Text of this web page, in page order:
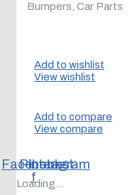
Bumpers Car Parts
Add to wishlist
View wishlist
Add to compare
View compare
Facebook-
f
Pinterest
Instagram
Loading...